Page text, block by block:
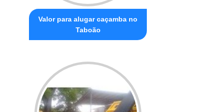
Valor para alugar caçamba no
Taboão